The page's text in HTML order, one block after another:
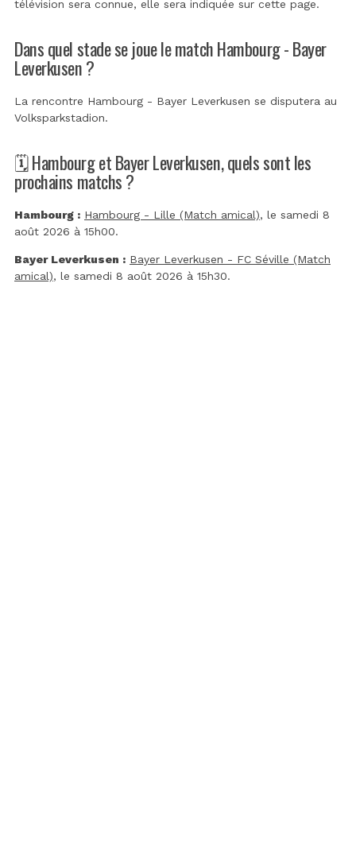
télévision sera connue, elle sera indiquée sur cette page.
Dans quel stade se joue le match Hambourg - Bayer
Leverkusen ?
La rencontre Hambourg - Bayer Leverkusen se disputera au
Volksparkstadion.
🗓️ Hambourg et Bayer Leverkusen, quels sont les
prochains matchs ?
Hambourg : Hambourg - Lille (Match amical), le samedi 8
août 2026 à 15h00.
Bayer Leverkusen : Bayer Leverkusen - FC Séville (Match
amical), le samedi 8 août 2026 à 15h30.